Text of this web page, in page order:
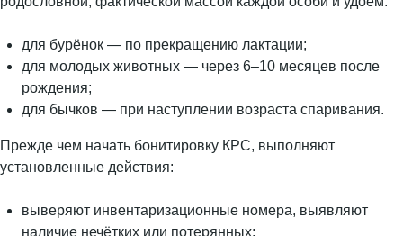
для бурёнок — по прекращению лактации;
для молодых животных — через 6–10 месяцев после
рождения;
для бычков — при наступлении возраста спаривания.
Прежде чем начать бонитировку КРС, выполняют
установленные действия:
выверяют инвентаризационные номера, выявляют
наличие нечётких или потерянных;